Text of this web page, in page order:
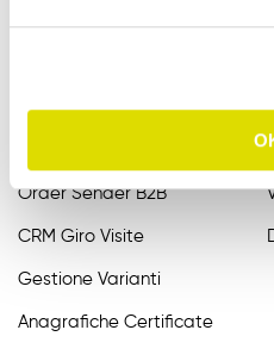
Raccolta Ordini Agenti
Order Sender B2B
CRM Giro Visite
Gestione Varianti
Anagrafiche Certificate